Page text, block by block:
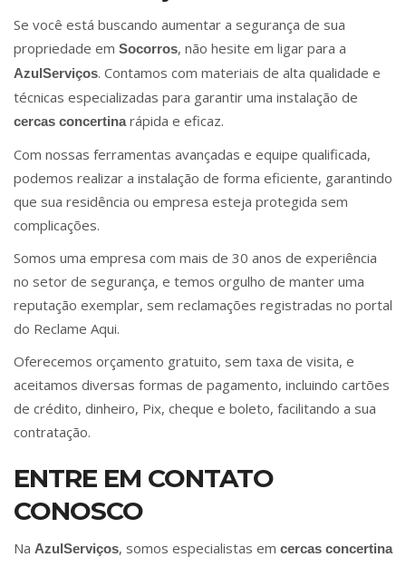
Se você está buscando aumentar a segurança de sua
propriedade em Socorros, não hesite em ligar para a
AzulServiços. Contamos com materiais de alta qualidade e
técnicas especializadas para garantir uma instalação de
cercas concertinarápida e eficaz.
Com nossas ferramentas avançadas e equipe qualificada,
podemos realizar a instalação de forma eficiente, garantindo
que sua residência ou empresa esteja protegida sem
complicações.
Somos uma empresa com mais de 30 anos de experiência
no setor de segurança, e temos orgulho de manter uma
reputação exemplar, sem reclamações registradas no portal
do Reclame Aqui.
Oferecemos orçamento gratuito, sem taxa de visita, e
aceitamos diversas formas de pagamento, incluindo cartões
de crédito, dinheiro, Pix, cheque e boleto, facilitando a sua
contratação.
ENTRE EM CONTATO
CONOSCO
Na AzulServiços, somos especialistas em cercas concertina